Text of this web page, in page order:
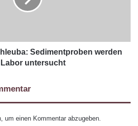
Sedimentproben werden
Labor untersucht
um einen Kommentar abzugeben.